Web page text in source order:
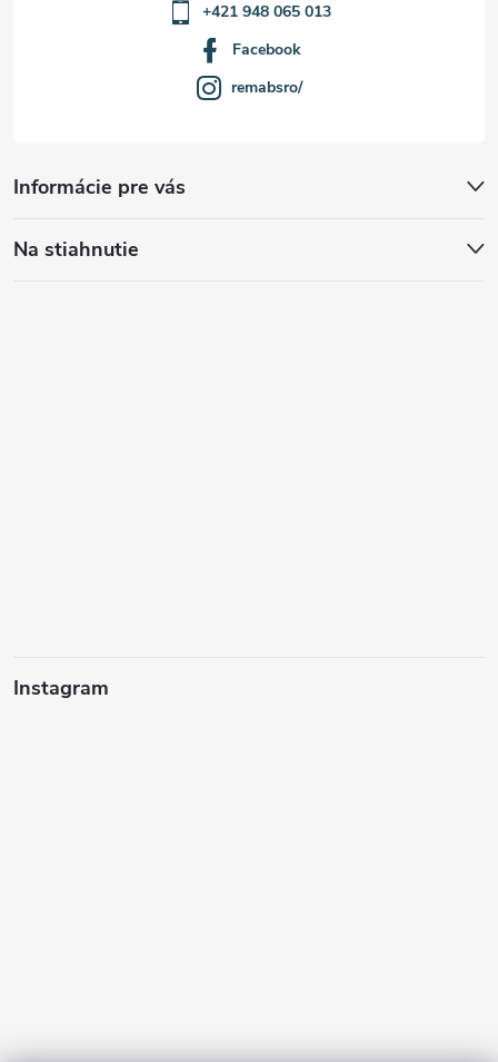
Informácie pre vás
Na stiahnutie
Instagram
+421 948 065 013
Facebook
remabsro/